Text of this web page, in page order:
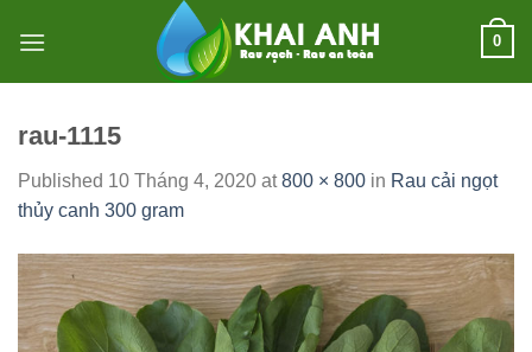
0
rau-1115
Published 10 Tháng 4, 2020 at800 × 800 in Rau cải ngọt
thủy canh 300 gram